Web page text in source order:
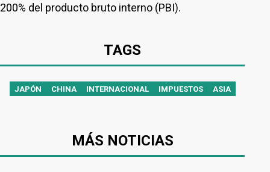
200% del producto bruto interno (PBI).
TAGS
JAPÓN CHINA INTERNACIONAL IMPUESTOS ASIA
MÁS NOTICIAS